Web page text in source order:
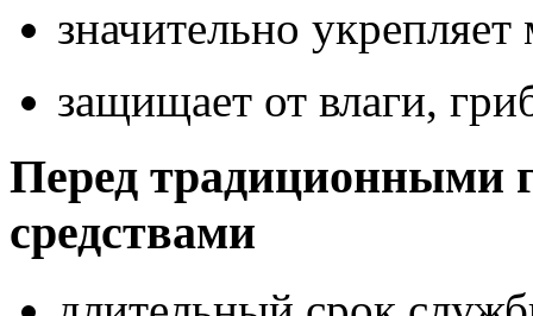
значительно укрепляет
защищает от влаги,
Перед традиционными
средствами